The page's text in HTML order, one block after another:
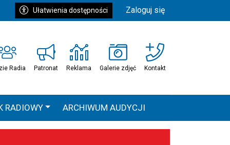
Ułatwienia dostępności Zaloguj się
Radia Patronat Reklama Galerie zdjęć Kontakt
RADIOWY ARCHIWUM AUDYCJI
HEAVEN TOUR